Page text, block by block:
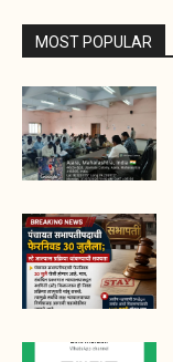
MOST POPULAR